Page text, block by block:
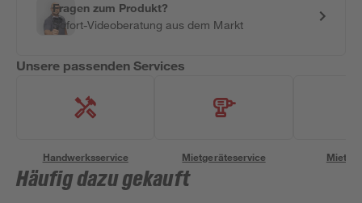
Fragen zum Produkt?
Sofort-Videoberatung aus dem Markt
Unsere passenden Services
Handwerksservice Mietgeräteservice
Häufig dazu gekauft